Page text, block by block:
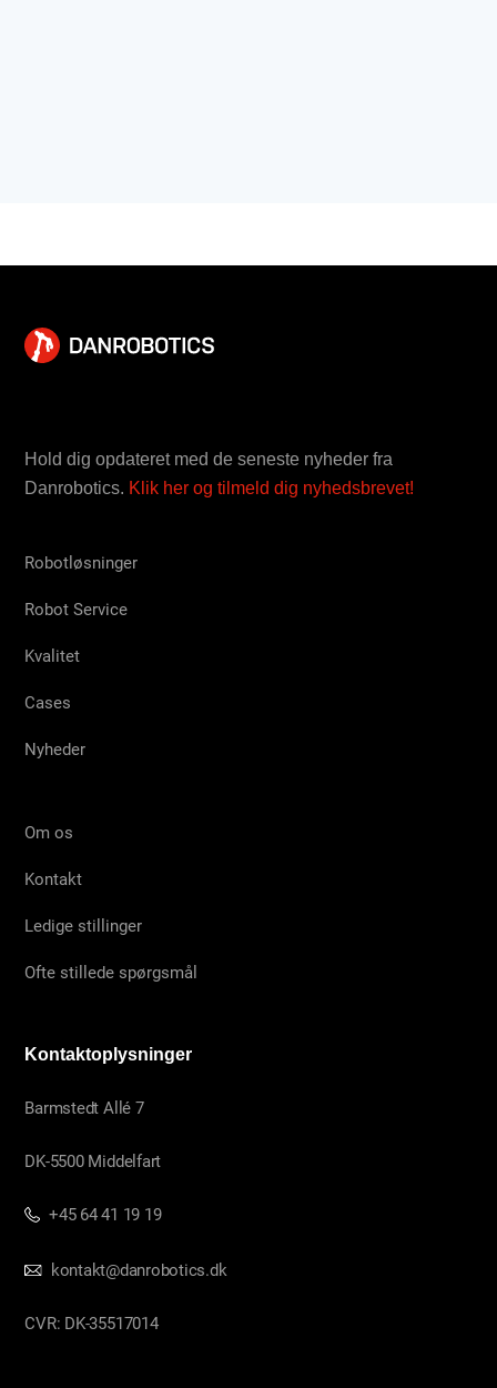
Hold dig opdateret med de seneste nyheder fra
Danrobotics. Klik her og tilmeld dig nyhedsbrevet!
Robotløsninger
Robot Service
Kvalitet
Cases
Nyheder
Om os
Kontakt
Ledige stillinger
Ofte stillede spørgsmål
Kontaktoplysninger
Barmstedt Allé 7
DK-5500 Middelfart
+45 64 41 19 19
kontakt@danrobotics.dk
CVR: DK-35517014